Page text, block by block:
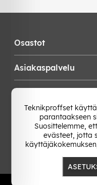
Osastot
Asiakaspalvelu
Vaihda Maa
Teknikproffset
parantaakseen
Suosittelemme,
evästeet, jotta